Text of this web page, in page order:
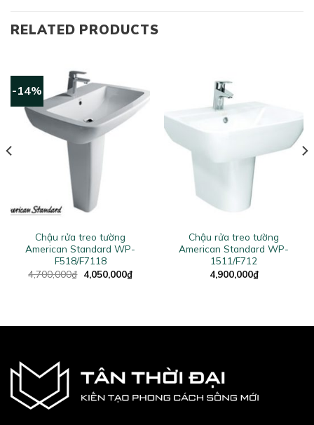
RELATED PRODUCTS
-14%
Chậu rửa treo tường
American Standard WP-
F518/F7118
4,700,000₫ Original
price
4,050,000₫Current
price
Chậu rửa treo tường
American Standard WP-
1511/F712
4,900,000₫